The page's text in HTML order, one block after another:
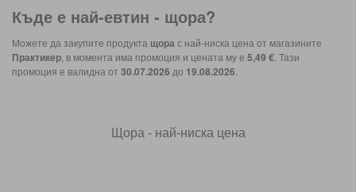
Къде е най-евтин - щора?
Можете да закупите продукта щора с най-ниска цена от магазините
Практикер , в момента има промоция и цената му е 5,49 € . Тази
промоция е валидна от 30.07.2026 до 19.08.2026
Щора - най-ниска цена